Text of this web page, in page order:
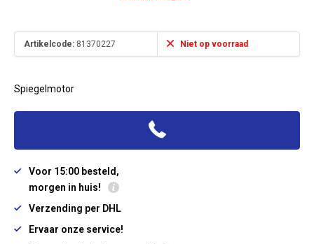
Artikelcode: 81370227 Niet op voorraad
Spiegelmotor
Voor 15:00 besteld,
morgen in huis!
Verzending per DHL
Ervaar onze service!